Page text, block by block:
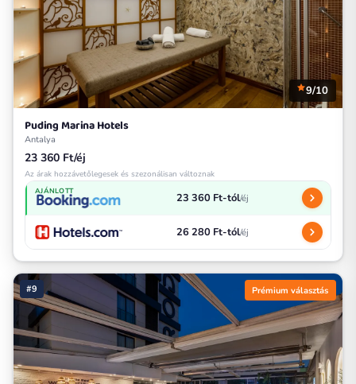
9/10
Puding Marina Hotels
Antalya
23 360 Ft/éj
Az árak hozzávetőlegesek és szezonálisan változnak
AJÁNLOTT 23 360 Ft-tól/éj
26 280 Ft-tól/éj
#9 Prémium választás